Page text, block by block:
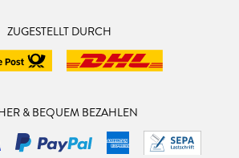
ZUGESTELLT DURCH
& BEQUEM BEZAHLEN